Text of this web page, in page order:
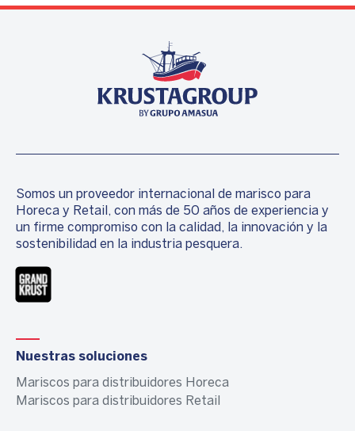
Somos un proveedor internacional de marisco para
Horeca y Retail, con más de 50 años de experiencia y
un firme compromiso con la calidad, la innovación y la
sostenibilidad en la industria pesquera.
Nuestras soluciones
Mariscos para distribuidores Horeca
Mariscos para distribuidores Retail